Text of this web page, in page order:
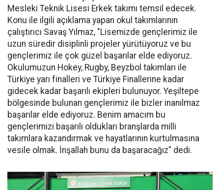
Mesleki Teknik Lisesi Erkek takımı temsil edecek.
Konu ile ilgili açıklama yapan okul takımlarının
çalıştırıcı Savaş Yılmaz, "Lisemizde gençlerimiz ile
uzun süredir disiplinli projeler yürütüyoruz ve bu
gençlerimiz ile çok güzel başarılar elde ediyoruz.
Okulumuzun Hokey, Rugby, Beyzbol takımları ile
Türkiye yarı finalleri ve Türkiye Finallerine kadar
gidecek kadar başarılı ekipleri bulunuyor. Yeşiltepe
bölgesinde bulunan gençlerimiz ile bizler inanılmaz
başarılar elde ediyoruz. Benim amacım bu
gençlerimizi başarılı oldukları branşlarda milli
takımlara kazandırmak ve hayatlarının kurtulmasına
vesile olmak. İnşallah bunu da başaracağız" dedi.